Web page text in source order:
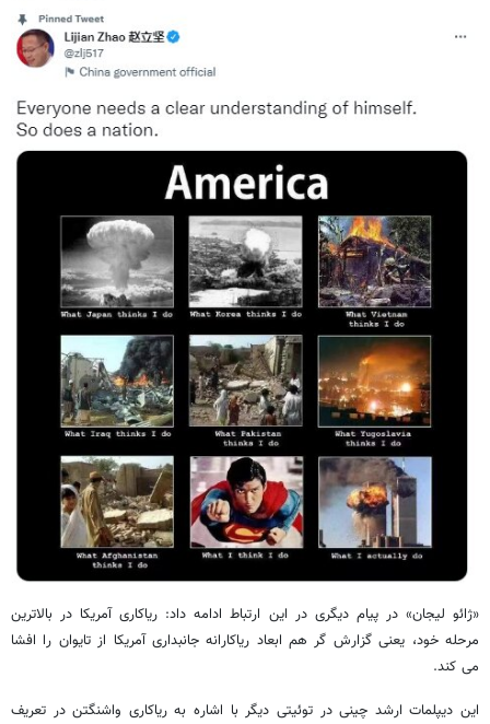
«ژائو لیجان» در پیام دیگری در این ارتباط ادامه داد: ریاکاری آمریکا در بالاترین
مرحله خود، یعنی گزارش گر هم ابعاد ریاکارانه جانبداری آمریکا از تایوان را افشا
می کند.
این دیپلمات ارشد چینی در توئیتی دیگر با اشاره به ریاکاری واشنگتن در تعریف